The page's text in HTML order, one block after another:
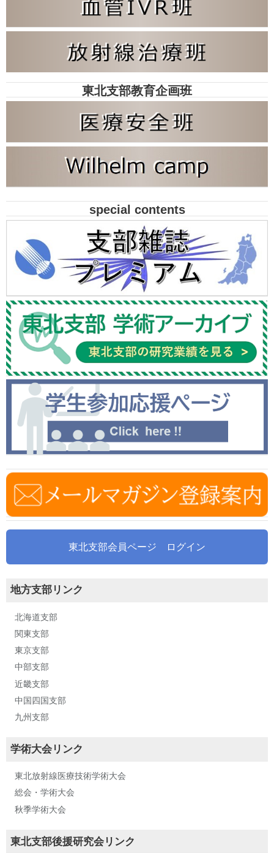
東北支部教育企画班
special contents
東北支部会員ページ ログイン
地方支部リンク
北海道支部
関東支部
東京支部
中部支部
近畿支部
中国四国支部
九州支部
学術大会リンク
東北放射線医療技術学術大会
総会・学術大会
秋季学術大会
東北支部後援研究会リンク